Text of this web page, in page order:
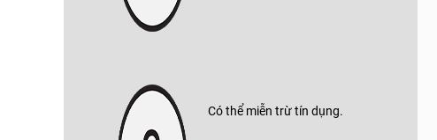
Có thể miễn trừ tín dụng.